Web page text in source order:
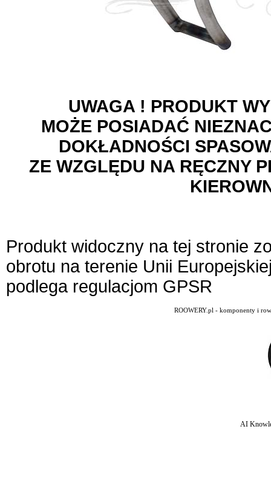
UWAGA ! PRODUKT
MOŻE POSIADAĆ
DOKŁADNOŚCI
ZE WZGLĘDU NA RĘCZNY
Produkt widoczny na tej stronie
obrotu na terenie Unii
podlega regulacjom GPSR
ROOWERY.pl - komponenty i
AI